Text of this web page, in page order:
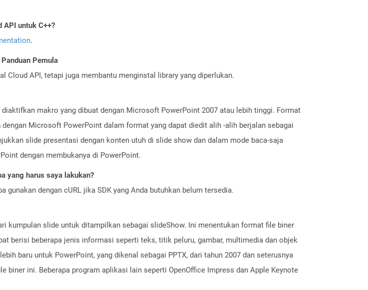
API untuk C++?
.
Pemula
API, tetapi juga membantu menginstal library yang diperlukan.
makro yang dibuat dengan Microsoft PowerPoint 2007 atau lebih tinggi. Format
Microsoft PowerPoint dalam format yang dapat diedit alih -alih berjalan sebagai
slide presentasi dengan konten utuh di slide show dan dalam mode baca-saja
dengan membukanya di PowerPoint.
yang harus saya lakukan?
dengan cURL jika SDK yang Anda butuhkan belum tersedia.
kumpulan slide untuk ditampilkan sebagai slideShow. Ini menentukan format file biner
berisi beberapa jenis informasi seperti teks, titik peluru, gambar, multimedia dan objek
baru untuk PowerPoint, yang dikenal sebagai PPTX, dari tahun 2007 dan seterusnya
biner ini. Beberapa program aplikasi lain seperti OpenOffice Impress dan Apple Keynote